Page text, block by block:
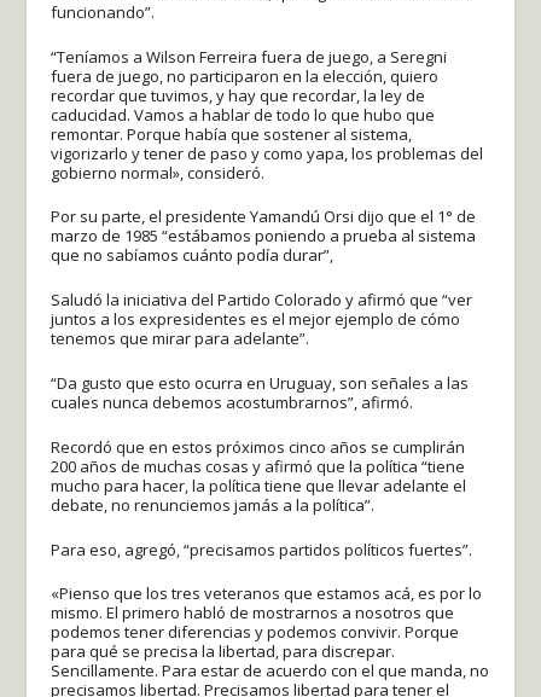
funcionando”.
“Teníamos a Wilson Ferreira fuera de juego, a Seregni
fuera de juego, no participaron en la elección, quiero
recordar que tuvimos, y hay que recordar, la ley de
caducidad. Vamos a hablar de todo lo que hubo que
remontar. Porque había que sostener al sistema,
vigorizarlo y tener de paso y como yapa, los problemas del
gobierno normal», consideró.
Por su parte, el presidente Yamandú Orsi dijo que el 1° de
marzo de 1985 “estábamos poniendo a prueba al sistema
que no sabíamos cuánto podía durar”,
Saludó la iniciativa del Partido Colorado y afirmó que “ver
juntos a los expresidentes es el mejor ejemplo de cómo
tenemos que mirar para adelante”.
“Da gusto que esto ocurra en Uruguay, son señales a las
cuales nunca debemos acostumbrarnos”, afirmó.
Recordó que en estos próximos cinco años se cumplirán
200 años de muchas cosas y afirmó que la política “tiene
mucho para hacer, la política tiene que llevar adelante el
debate, no renunciemos jamás a la política”.
Para eso, agregó, “precisamos partidos políticos fuertes”.
«Pienso que los tres veteranos que estamos acá, es por lo
mismo. El primero habló de mostrarnos a nosotros que
podemos tener diferencias y podemos convivir. Porque
para qué se precisa la libertad, para discrepar.
Sencillamente. Para estar de acuerdo con el que manda, no
precisamos libertad. Precisamos libertad para tener el